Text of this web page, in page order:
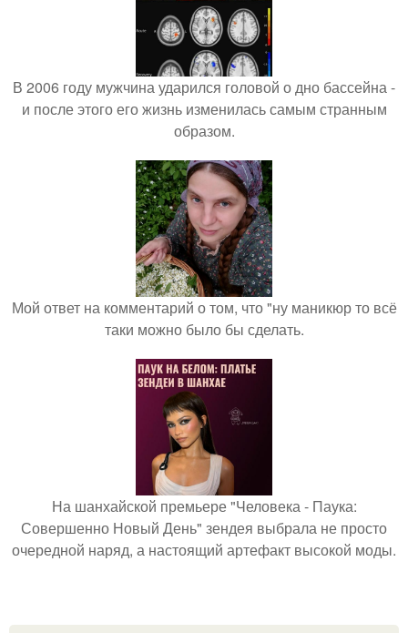
В 2006 году мужчина ударился головой о дно бассейна -
и после этого его жизнь изменилась самым странным
образом.
Мой ответ на комментарий о том, что "ну маникюр то всё
таки можно было бы сделать.
На шанхайской премьере "Человека - Паука:
Совершенно Новый День" зендея выбрала не просто
очередной наряд, а настоящий артефакт высокой моды.